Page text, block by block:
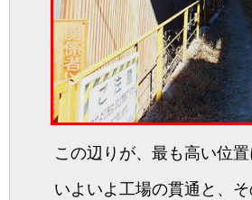
この辺りが、最も高い位置
いよいよ工場の貫通と、